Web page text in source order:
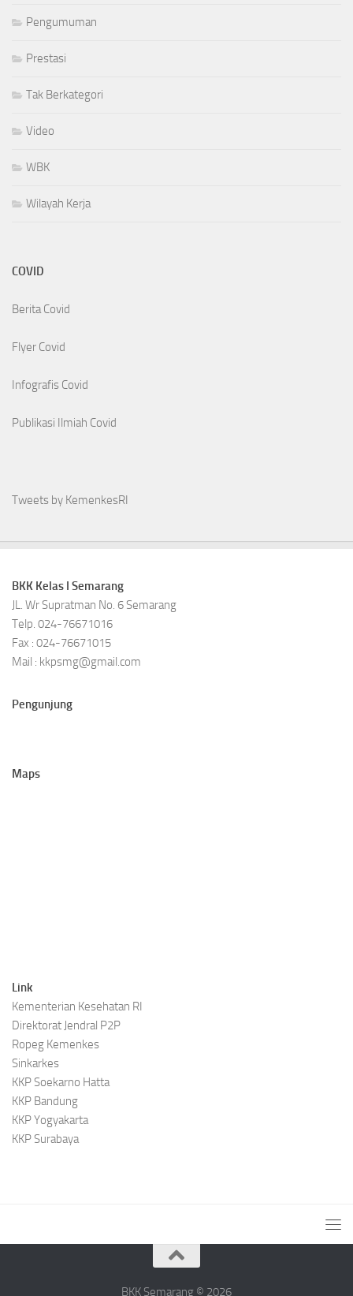
Pengumuman
Prestasi
Tak Berkategori
Video
WBK
Wilayah Kerja
COVID
Berita Covid
Flyer Covid
Infografis Covid
Publikasi Ilmiah Covid
Tweets by KemenkesRI
BKK Kelas I Semarang
JL. Wr Supratman No. 6 Semarang
Telp. 024-76671016
Fax : 024-76671015
Mail : kkpsmg@gmail.com
Pengunjung
Maps
Link
Kementerian Kesehatan RI
Direktorat Jendral P2P
Ropeg Kemenkes
Sinkarkes
KKP Soekarno Hatta
KKP Bandung
KKP Yogyakarta
KKP Surabaya
BKK Semarang © 2026